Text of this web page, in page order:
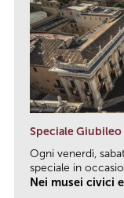
Speciale Giubileo
Ogni venerdì,
speciale in
Nei musei civici